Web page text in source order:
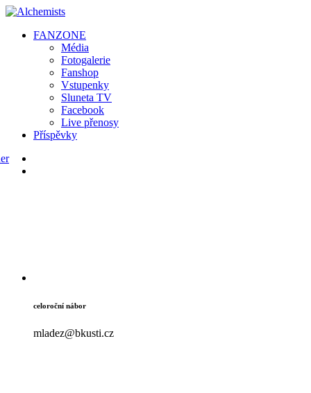
FANZONE
Média
Fotogalerie
Fanshop
Vstupenky
Sluneta TV
Facebook
Live přenosy
Příspěvky
celoroční nábor
mladez@bkusti.cz